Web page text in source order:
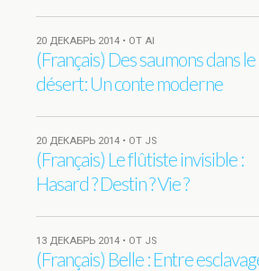
20 ДЕКАБРЬ 2014 • ОТ AI
(Français) Des saumons dans le
désert: Un conte moderne
20 ДЕКАБРЬ 2014 • ОТ JS
(Français) Le flûtiste invisible :
Hasard ? Destin ? Vie ?
13 ДЕКАБРЬ 2014 • ОТ JS
(Français) Belle : Entre